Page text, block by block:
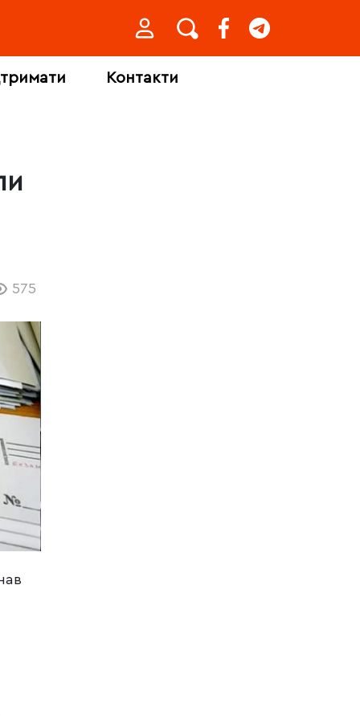
Контакти
575